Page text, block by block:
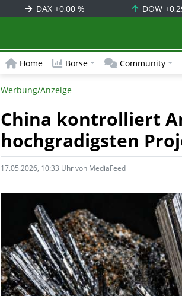
DAX +0,00 % DOW
Home Börse Community
Werbung/Anzeige
China kontrolliert
hochgradigsten
17.05.2026, 10:33 Uhr von MediaFeed